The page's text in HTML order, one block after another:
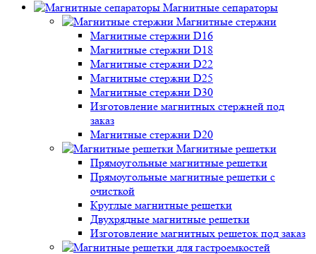
Магнитные сепараторы
Магнитные стержни
Магнитные стержни D16
Магнитные стержни D18
Магнитные стержни D22
Магнитные стержни D25
Магнитные стержни D30
Изготовление магнитных стержней под
заказ
Магнитные стержни D20
Магнитные решетки
Прямоугольные магнитные решетки
Прямоугольные магнитные решетки с
очисткой
Круглые магнитные решетки
Двухрядные магнитные решетки
Изготовление магнитных решеток под заказ